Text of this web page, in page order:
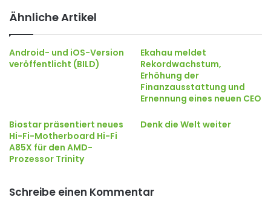
Ähnliche Artikel
Android- und iOS-Version
veröffentlicht (BILD)
Ekahau meldet
Rekordwachstum,
Erhöhung der
Finanzausstattung und
Ernennung eines neuen CEO
Biostar präsentiert neues
Hi-Fi-Motherboard Hi-Fi
A85X für den AMD-
Prozessor Trinity
Denk die Welt weiter
Schreibe einen Kommentar